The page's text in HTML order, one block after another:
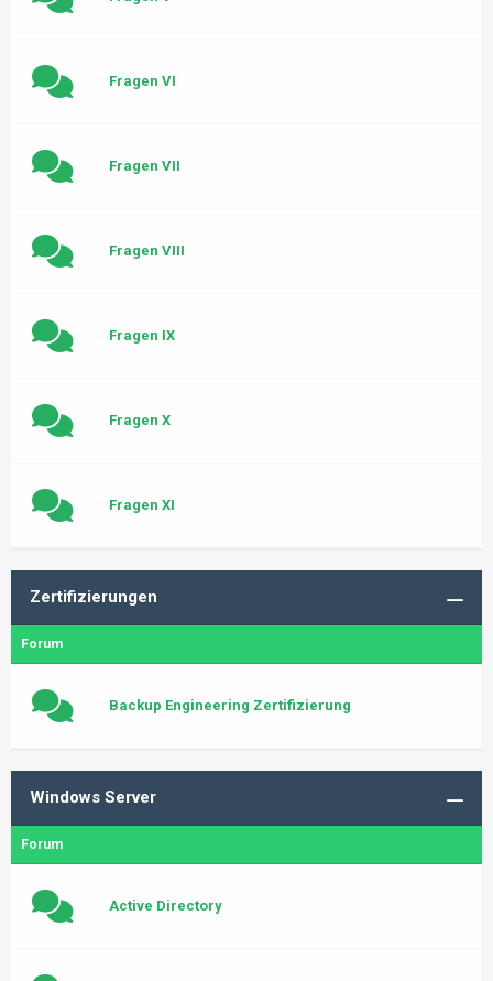
Fragen VI
Fragen VII
Fragen VIII
Fragen IX
Fragen X
Fragen XI
Zertifizierungen
Forum
Backup Engineering Zertifizierung
Windows Server
Forum
Active Directory